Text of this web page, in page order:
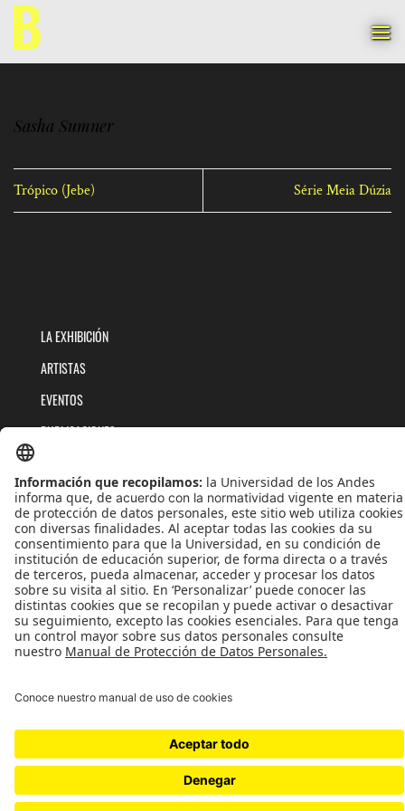
Saltar
contenido
Sasha Sumner
Trópico (Jebe) Série Meia Dúzia
LA EXHIBICIÓN
ARTISTAS
EVENTOS
PUBLICACIONES
POLÍTICAS DE TRATAMIENTOS DE DATOS
TÉRMINOS Y CONDICIONES
Reconocimiento como Universidad: Decreto 1297 del 30 de mayo de 1964.